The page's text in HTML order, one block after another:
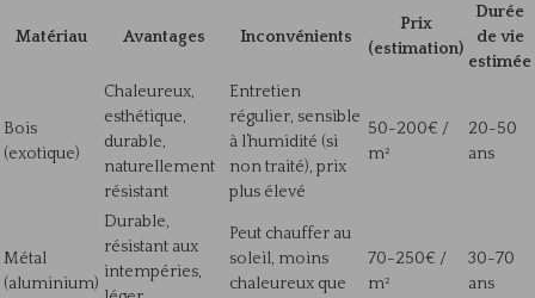
Matériau Avantages Inconvénients
Prix
(estimation)
Durée
de vie
estimée
Bois
(exotique)
Chaleureux,
esthétique,
durable,
naturellement
résistant
Entretien
régulier, sensible
à l’humidité (si
non traité), prix
plus élevé
50-200€ /
m²
20-50
ans
Métal
(aluminium)
Durable,
résistant aux
intempéries,
Peut chauffer au
soleil, moins
chaleureux que
70-250€ /
m²
30-70
ans